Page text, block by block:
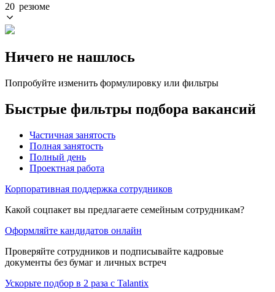
20 резюме
Ничего не нашлось
Попробуйте изменить формулировку или фильтры
Быстрые фильтры подбора вакансий
Частичная занятость
Полная занятость
Полный день
Проектная работа
Корпоративная поддержка сотрудников
Какой соцпакет вы предлагаете семейным сотрудникам?
Оформляйте кандидатов онлайн
Проверяйте сотрудников и подписывайте кадровые
документы без бумаг и личных встреч
Ускорьте подбор в 2 раза с Talantix